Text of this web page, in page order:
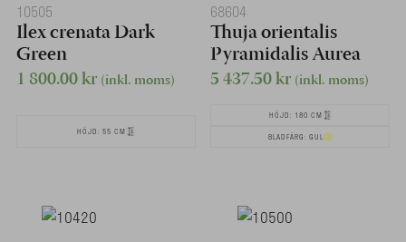
10505
Ilex crenata Dark
Green
1 800.00kr(inkl. moms)
HÖJD: 55 CM
68604
Thuja orientalis
Pyramidalis Aurea
5 437.50kr(inkl. moms)
HÖJD: 180 CM
BLADFÄRG: GUL